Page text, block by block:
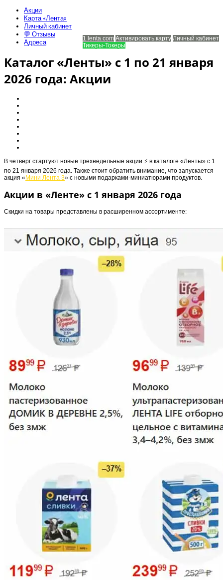
1.lenta.com Активировать карту Личный кабинет
Тикеры-Токеры
Акции
Карта «Лента»
Личный кабинет
💬 Отзывы
Адреса
Каталог «Ленты» с 1 по 21 января
2026 года: Акции
В четверг стартуют новые трехнедельные акции ⚡️ в каталоге «Ленты» с 1
по 21 января 2026 года. Также стоит обратить внимание, что запускается
акция « Мини Лента 3» с новыми подарками-миниатюрами продуктов.
Акции в «Ленте» с 1 января 2026 года
Скидки на товары представлены в расширенном ассортименте: